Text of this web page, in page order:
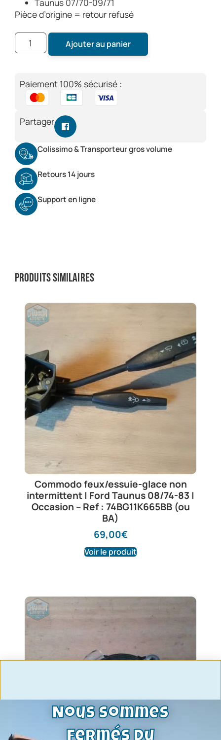
Pièce d’origine = retour refusé
Ajouter au panier
Paiement 100% sécurisé :
Partager
Colissimo & Transporteur gros volume
Retours 14 jours
Support en ligne
Produits similaires
Commodo feux/essuie-glace non
intermittent | Ford Taunus 08/74-83 |
Occasion – Ref : 74BG11K665BB (ou
BA)
69,00€
Voir le produit
Nous sommes